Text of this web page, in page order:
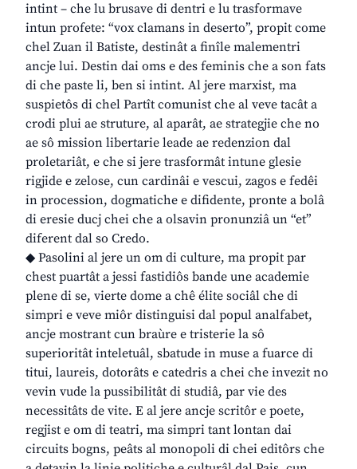
intint – che lu brusave di dentri e lu trasformave
intun profete: “vox clamans in deserto”, propit come
chel Zuan il Batiste, destinât a finîle malementri
ancje lui. Destin dai oms e des feminis che a son fats
di che paste li, ben si intint. Al jere marxist, ma
suspietôs di chel Partît comunist che al veve tacât a
crodi plui ae struture, al aparât, ae strategjie che no
ae sô mission libertarie leade ae redenzion dal
proletariât, e che si jere trasformât intune glesie
rigjide e zelose, cun cardinâi e vescui, zagos e fedêi
in procession, dogmatiche e difidente, pronte a bolâ
di eresie ducj chei che a olsavin pronunziâ un “et”
diferent dal so Credo.
◆ Pasolini al jere un om di culture, ma propit par
chest puartât a jessi fastidiôs bande une academie
plene di se, vierte dome a chê élite sociâl che di
simpri e veve miôr distinguisi dal popul analfabet,
ancje mostrant cun braùre e tristerie la sô
superioritât inteletuâl, sbatude in muse a fuarce di
titui, laureis, dotorâts e catedris a chei che invezit no
vevin vude la pussibilitât di studiâ, par vie des
necessitâts de vite. E al jere ancje scritôr e poete,
regjist e om di teatri, ma simpri tant lontan dai
circuits bogns, peâts al monopoli di chei editôrs che